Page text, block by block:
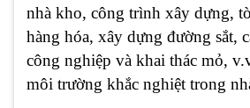
nhà kho, công trình xây dựng,
hàng hóa, xây dựng đường sắt,
công nghiệp và khai thác mỏ,
môi trường khắc nghiệt trong